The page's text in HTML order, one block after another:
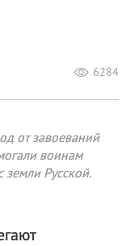
6284
от завоеваний
воинам
земли Русской.